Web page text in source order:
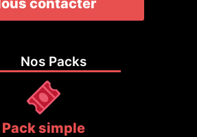
contacter
Nos Packs
Pack simple